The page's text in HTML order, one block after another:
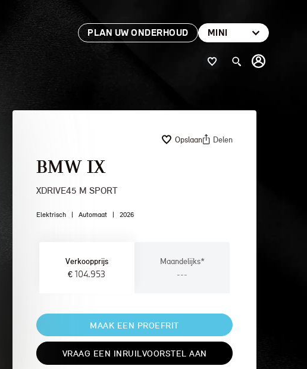
PLAN UW ONDERHOUD MINI
Opslaan Delen
BMW IX
XDRIVE45 M SPORT
Elektrisch | Automaat | 2026
Verkoopprijs
€ 104.953
Maandelijks*
---
MAAK EEN PROEFRIT
VRAAG EEN INRUILVOORSTEL AAN